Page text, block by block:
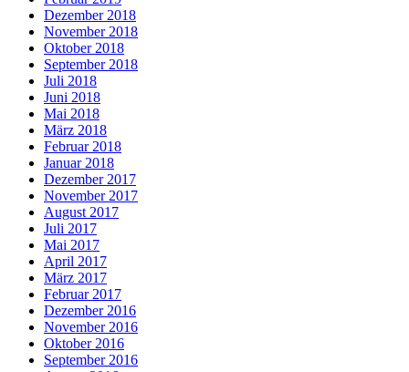
Dezember 2018
November 2018
Oktober 2018
September 2018
Juli 2018
Juni 2018
Mai 2018
März 2018
Februar 2018
Januar 2018
Dezember 2017
November 2017
August 2017
Juli 2017
Mai 2017
April 2017
März 2017
Februar 2017
Dezember 2016
November 2016
Oktober 2016
September 2016